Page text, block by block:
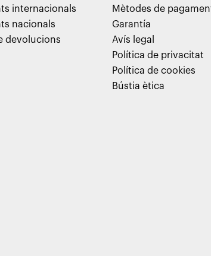
internacionals
nacionals
devolucions
Mètodes de
Garantía
Avís legal
Política de privacitat
Política de cookies
Bústia ètica